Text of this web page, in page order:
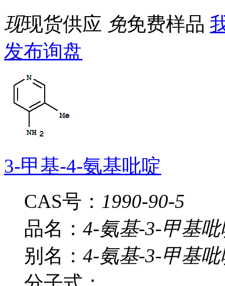
现现货供应 免免费样品
发布询盘
3-甲基-4-氨基吡啶
CAS号： 1990-90-5
品名： 4-氨基-3-甲基吡
别名： 4-氨基-3-甲基